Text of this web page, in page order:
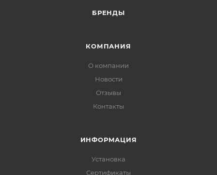
БРЕНДЫ
КОМПАНИЯ
О компании
Новости
Отзывы
Контакты
ИНФОРМАЦИЯ
Установка
Сертификаты